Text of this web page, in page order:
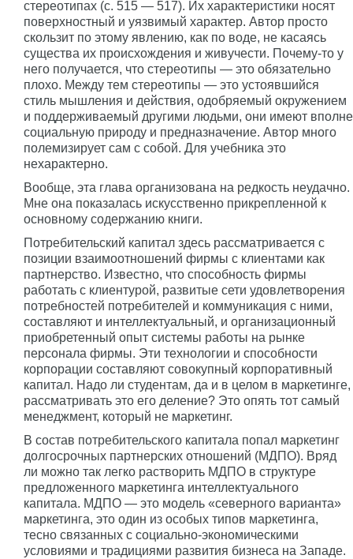
стереотипах (с. 515 — 517). Их характеристики носят
поверхностный и уязвимый характер. Автор просто
скользит по этому явлению, как по воде, не касаясь
существа их происхождения и живучести. Почему-то у
него получается, что стереотипы — это обязательно
плохо. Между тем стереотипы — это устоявшийся
стиль мышления и действия, одобряемый окружением
и поддерживаемый другими людьми, они имеют вполне
социальную природу и предназначение. Автор много
полемизирует сам с собой. Для учебника это
нехарактерно.
Вообще, эта глава организована на редкость неудачно.
Мне она показалась искусственно прикрепленной к
основному содержанию книги.
Потребительский капитал здесь рассматривается с
позиции взаимоотношений фирмы с клиентами как
партнерство. Известно, что способность фирмы
работать с клиентурой, развитые сети удовлетворения
потребностей потребителей и коммуникация с ними,
составляют и интеллектуальный, и организационный
приобретенный опыт системы работы на рынке
персонала фирмы. Эти технологии и способности
корпорации составляют совокупный корпоративный
капитал. Надо ли студентам, да и в целом в маркетинге,
рассматривать это его деление? Это опять тот самый
менеджмент, который не маркетинг.
В состав потребительского капитала попал маркетинг
долгосрочных партнерских отношений (МДПО). Вряд
ли можно так легко растворить МДПО в структуре
предложенного маркетинга интеллектуального
капитала. МДПО — это модель «северного варианта»
маркетинга, это один из особых типов маркетинга,
тесно связанных с социально-экономическими
условиями и традициями развития бизнеса на Западе.